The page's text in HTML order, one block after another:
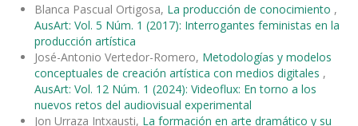
Blanca Pascual Ortigosa, La producción de conocimiento ,
AusArt: Vol. 5 Núm. 1 (2017): Interrogantes feministas en la
producción artística
José-Antonio Vertedor-Romero, Metodologías y modelos
conceptuales de creación artística con medios digitales ,
AusArt: Vol. 12 Núm. 1 (2024): Videoflux: En torno a los
nuevos retos del audiovisual experimental
Jon Urraza Intxausti, La formación en arte dramático y su